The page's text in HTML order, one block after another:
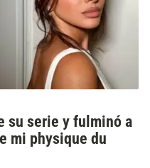
su serie y fulminó a
mi physique du